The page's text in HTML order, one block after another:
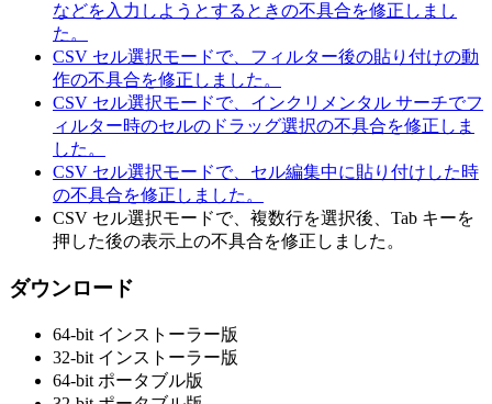
などを入力しようとするときの不具合を修正しまし
た。
CSV セル選択モードで、フィルター後の貼り付けの動
作の不具合を修正しました。
CSV セル選択モードで、インクリメンタル サーチでフ
ィルター時のセルのドラッグ選択の不具合を修正しま
した。
CSV セル選択モードで、セル編集中に貼り付けした時
の不具合を修正しました。
CSV セル選択モードで、複数行を選択後、Tab キーを
押した後の表示上の不具合を修正しました。
ダウンロード
64-bit インストーラー版
32-bit インストーラー版
64-bit ポータブル版